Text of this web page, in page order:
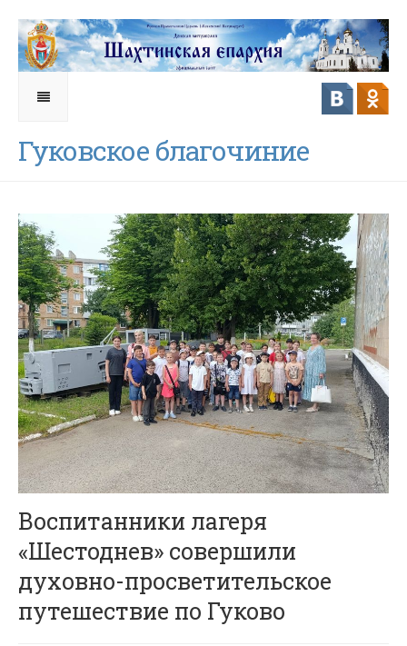
Гуковское благочиние
Воспитанники лагеря
«Шестоднев» совершили
духовно-просветительское
путешествие по Гуково